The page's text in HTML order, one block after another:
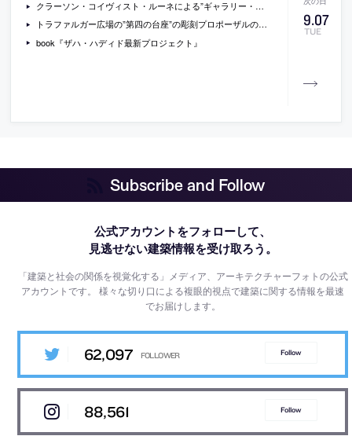
9.07
TUE
クラーソン・コイヴィスト・ルーネによる”ギャラリー・オルスタ”
トラファルガー広場の”第四の台座”の彫刻プロポーザルの最終候補案
book『ザハ・ハディド最新プロジェクト』
Subscribe and Follow
公式アカウントをフォローして、
見逃せない建築情報を受け取ろう。
「建築と社会の関係を視覚化する」メディア、アーキテクチャーフォトの公式
アカウントです。様々な切り口による複眼的視点で建築に関する情報を最速
でお届けします。
62,097 Follow
88,561 Follow